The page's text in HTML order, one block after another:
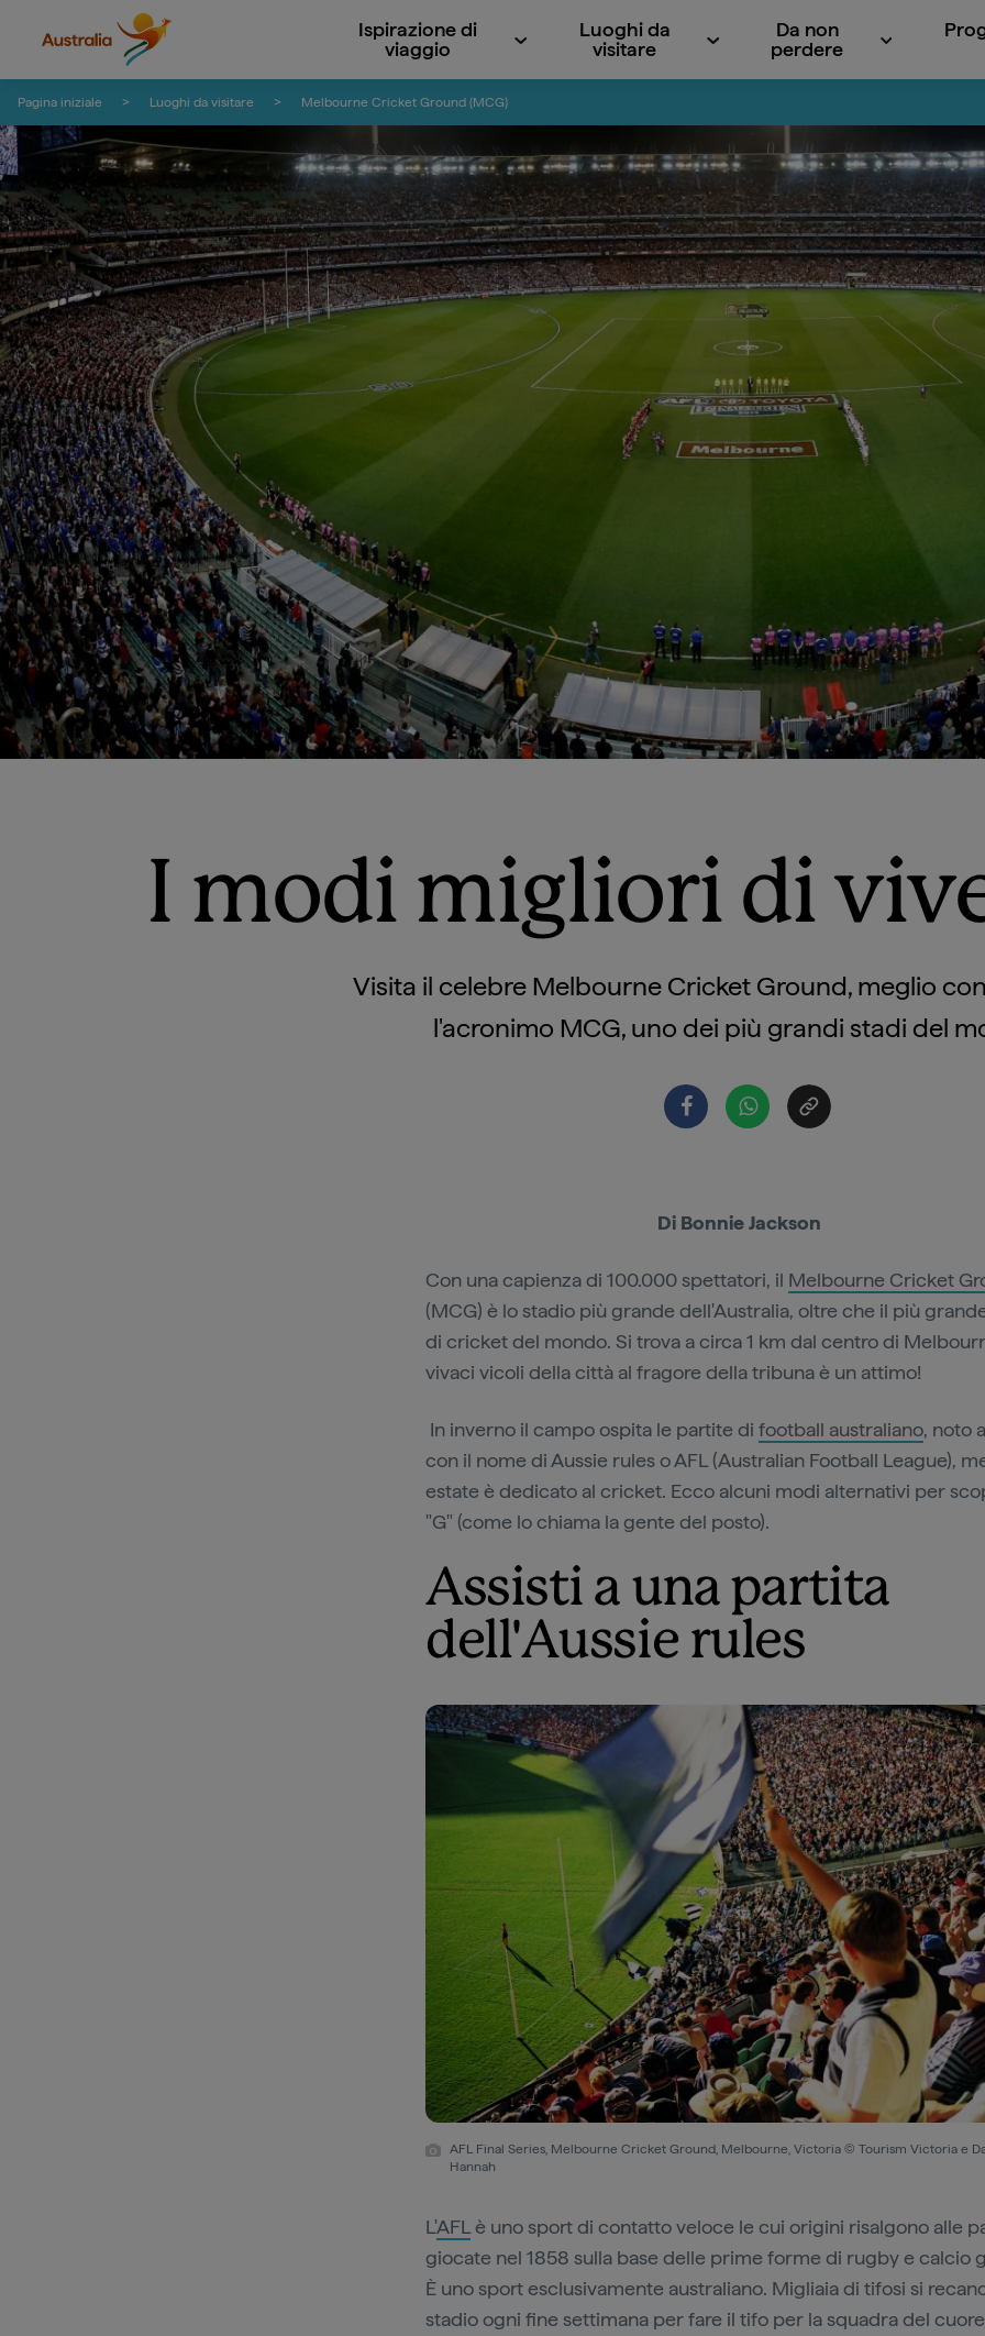
Ispirazione di
viaggio
Luoghi da
visitare
Da non
perdere
Pagina iniziale Luoghi da visitare Melbourne Cricket Ground (MCG)
I modi migliori di
Visita il celebre Melbourne Cricket Ground, meglio
l'acronimo MCG, uno dei più grandi stadi del
Di Bonnie Jackson
Con una capienza di 100.000 spettatori, il Melbourne Cricket
(MCG) è lo stadio più grande dell'Australia, oltre che il più
di cricket del mondo. Si trova a circa 1 km dal centro di
vivaci vicoli della città al fragore della tribuna è un attimo!
In inverno il campo ospita le partite di football australiano, noto
con il nome di Aussie rules o AFL (Australian Football League),
estate è dedicato al cricket. Ecco alcuni modi alternativi per
"G" (come lo chiama la gente del posto).
Assisti a una partita
dell'Aussie rules
AFL Final Series, Melbourne Cricket Ground, Melbourne, Victoria © Tourism Victoria e
Hannah
L'AFLè uno sport di contatto veloce le cui origini risalgono alle
giocate nel 1858 sulla base delle prime forme di rugby e calcio
È uno sport esclusivamente australiano. Migliaia di tifosi si
stadio ogni fine settimana per fare il tifo per la squadra del